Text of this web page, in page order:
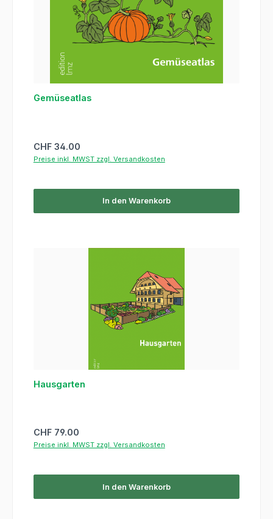
Gemüseatlas
Regulärer Preis:
CHF 34.00
Preise inkl. MWST zzgl. Versandkosten
In den Warenkorb
Hausgarten
Regulärer Preis:
CHF 79.00
Preise inkl. MWST zzgl. Versandkosten
In den Warenkorb